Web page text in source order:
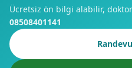
Ücretsiz ön bilgi alabilir,
08508401141